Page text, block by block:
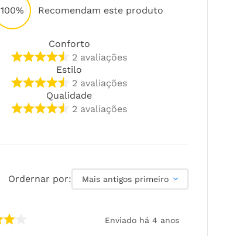
100% Recomendam este produto
Conforto
2 avaliações
Estilo
2 avaliações
Qualidade
2 avaliações
Ordernar por: Mais antigos primeiro
Enviado há 4 anos